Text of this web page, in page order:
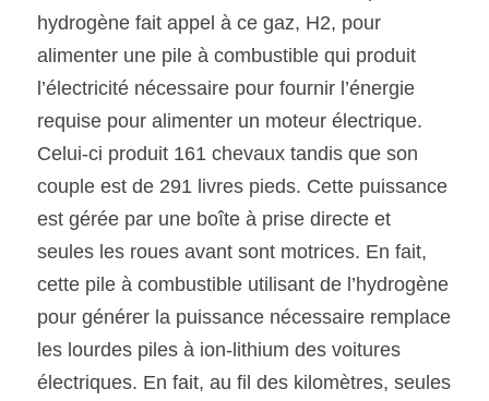
hydrogène fait appel à ce gaz, H2, pour
alimenter une pile à combustible qui produit
l’électricité nécessaire pour fournir l’énergie
requise pour alimenter un moteur électrique.
Celui-ci produit 161 chevaux tandis que son
couple est de 291 livres pieds. Cette puissance
est gérée par une boîte à prise directe et
seules les roues avant sont motrices. En fait,
cette pile à combustible utilisant de l’hydrogène
pour générer la puissance nécessaire remplace
les lourdes piles à ion-lithium des voitures
électriques. En fait, au fil des kilomètres, seules